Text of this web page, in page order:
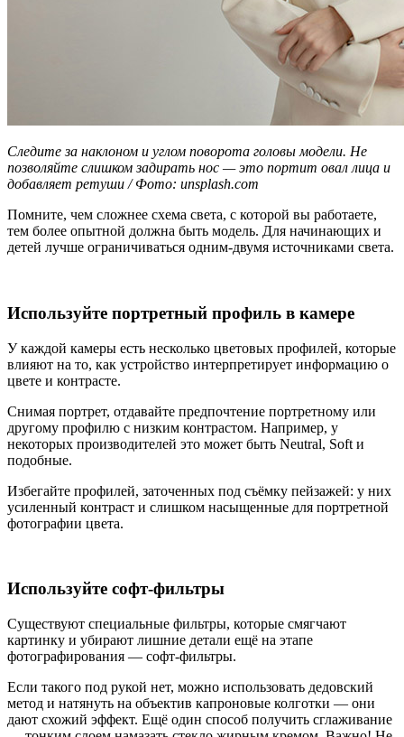
Следите за наклоном и углом поворота головы модели. Не
позволяйте слишком задирать нос — это портит овал лица и
добавляет ретуши / Фото: unsplash.com
Помните, чем сложнее схема света, с которой вы работаете,
тем более опытной должна быть модель. Для начинающих и
детей лучше ограничиваться одним-двумя источниками света.
Используйте портретный профиль в камере
У каждой камеры есть несколько цветовых профилей, которые
влияют на то, как устройство интерпретирует информацию о
цвете и контрасте.
Снимая портрет, отдавайте предпочтение портретному или
другому профилю с низким контрастом. Например, у
некоторых производителей это может быть Neutral, Soft и
подобные.
Избегайте профилей, заточенных под съёмку пейзажей: у них
усиленный контраст и слишком насыщенные для портретной
фотографии цвета.
Используйте софт-фильтры
Существуют специальные фильтры, которые смягчают
картинку и убирают лишние детали ещё на этапе
фотографирования — софт-фильтры.
Если такого под рукой нет, можно использовать дедовский
метод и натянуть на объектив капроновые колготки — они
дают схожий эффект. Ещё один способ получить сглаживание